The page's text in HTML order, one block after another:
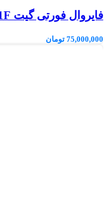
فایروال فورتی گیت FG-71F
75,000,000 تومان